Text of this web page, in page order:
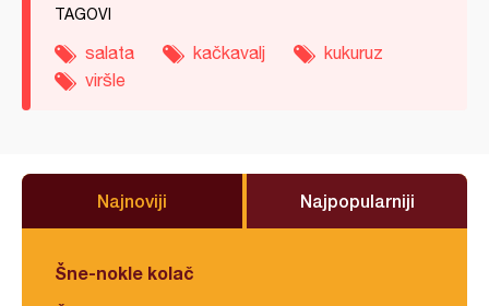
TAGOVI
salata kačkavalj
kukuruz
viršle
Najnoviji Najpopularniji
Šne-nokle kolač